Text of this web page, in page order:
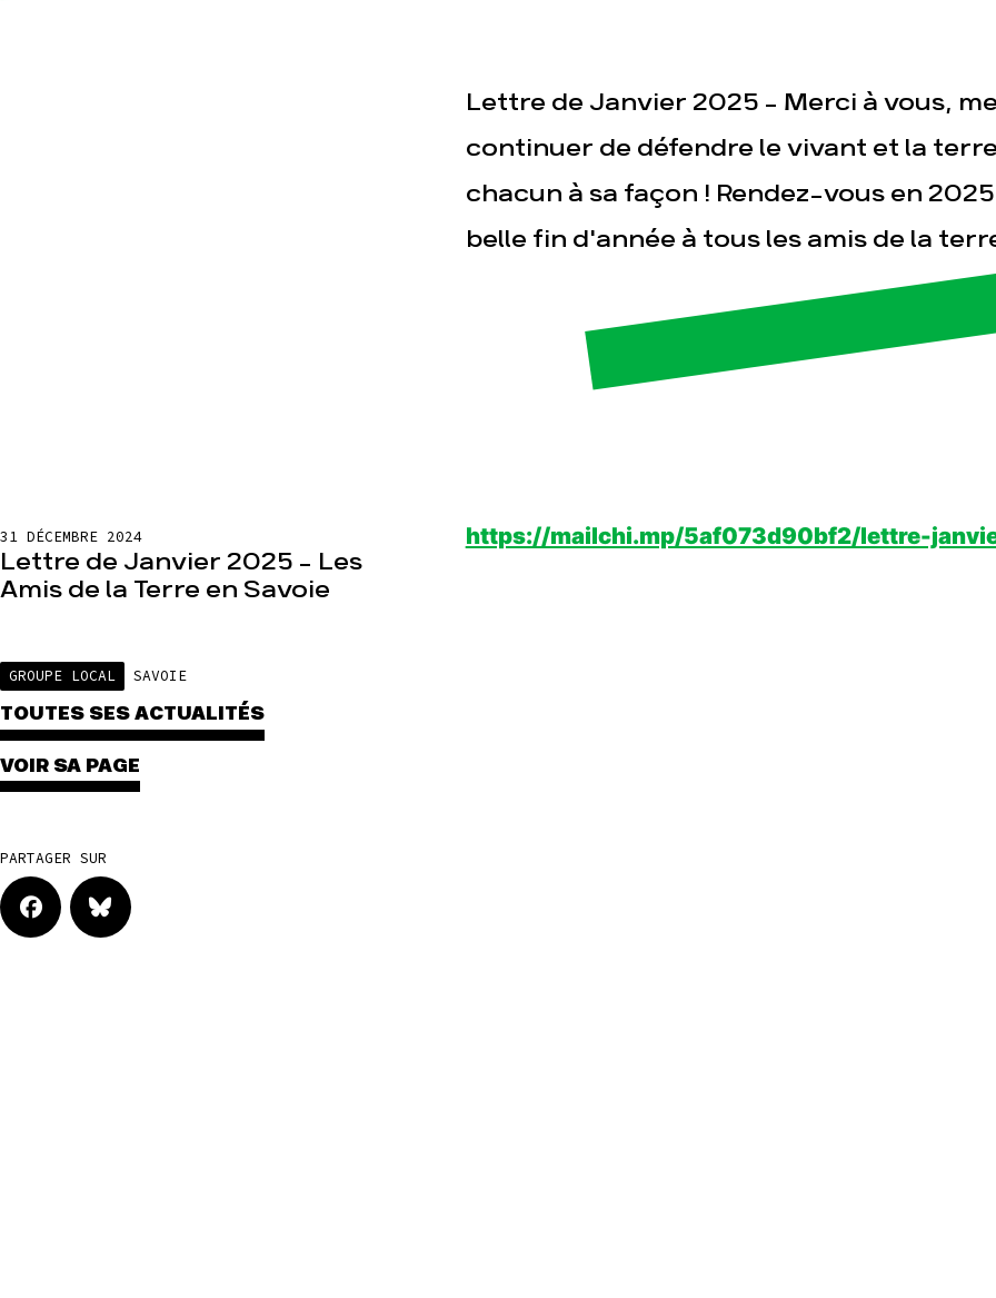
Lettre de Janvier 2025 - Merci à vous,
continuer de défendre le vivant et la
chacun à sa façon ! Rendez-vous en
belle fin d'année à tous les amis de la
31 DÉCEMBRE 2024
Lettre de Janvier 2025 – Les
Amis de la Terre en Savoie
GROUPE LOCAL SAVOIE
TOUTES SES ACTUALITÉS
VOIR SA PAGE
PARTAGER SUR
https://mailchi.mp/5af073d90bf2/lettre-